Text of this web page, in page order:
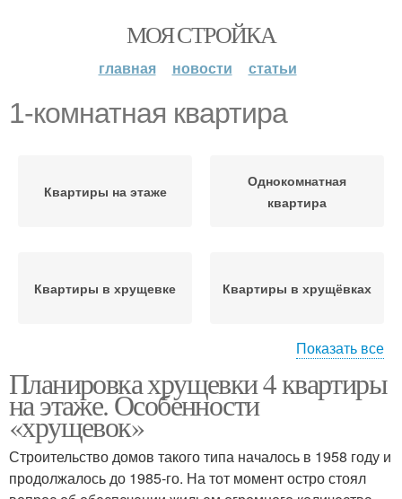
МОЯ СТРОЙКА
главная новости статьи
1-комнатная квартира
Квартиры на этаже
Однокомнатная
квартира
Квартиры в хрущевке Квартиры в хрущёвках
Комнатные квартиры Квартиры в студию
Квартира в
девятиэтажке
2-комнатная квартира
Показать все
Планировка хрущевки 4 квартиры
на этаже. Особенности
«хрущевок»
Строительство домов такого типа началось в 1958 году и
продолжалось до 1985-го. На тот момент остро стоял